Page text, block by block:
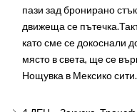
пази зад бронирано
движеща се
като сме се докоснали
място в света, ще се
Нощувка в Мексико сити.